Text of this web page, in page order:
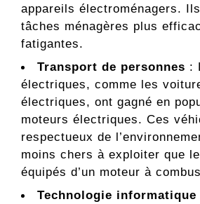
appareils électroménagers.
tâches ménagères plus
fatigantes.
Transport de personnes :
électriques, comme les
électriques, ont gagné en
moteurs électriques. Ces
respectueux de
moins chers à exploiter que
équipés d’un moteur à
Technologie informatique